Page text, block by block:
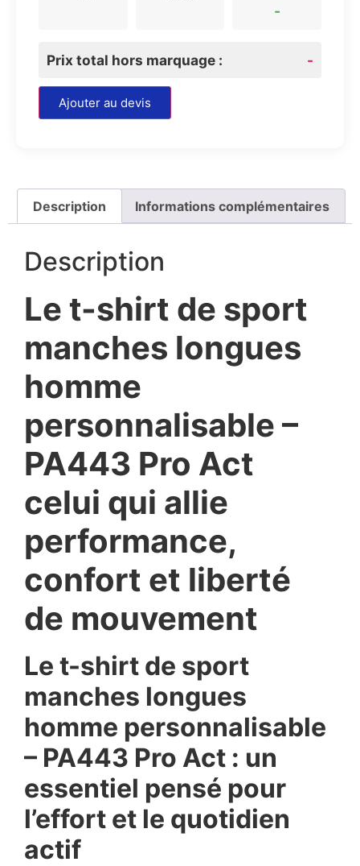
-
Prix total hors marquage : -
Ajouter au devis
Description Informations complémentaires
Description
Le t-shirt de sport
manches longues
homme
personnalisable –
PA443 Pro Act
celui qui allie
performance,
confort et liberté
de mouvement
Le t-shirt de sport
manches longues
homme personnalisable
– PA443 Pro Act : un
essentiel pensé pour
l’effort et le quotidien
actif